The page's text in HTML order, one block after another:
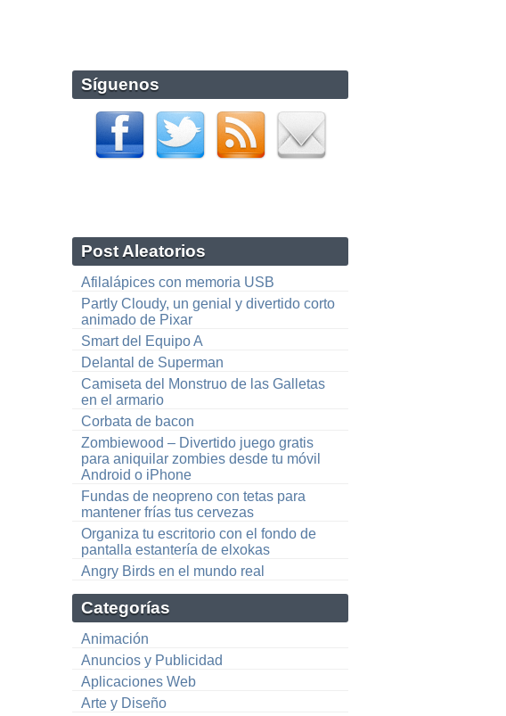
Síguenos
Post Aleatorios
Afilalápices con memoria USB
Partly Cloudy, un genial y divertido corto
animado de Pixar
Smart del Equipo A
Delantal de Superman
Camiseta del Monstruo de las Galletas
en el armario
Corbata de bacon
Zombiewood – Divertido juego gratis
para aniquilar zombies desde tu móvil
Android o iPhone
Fundas de neopreno con tetas para
mantener frías tus cervezas
Organiza tu escritorio con el fondo de
pantalla estantería de elxokas
Angry Birds en el mundo real
Categorías
Animación
Anuncios y Publicidad
Aplicaciones Web
Arte y Diseño